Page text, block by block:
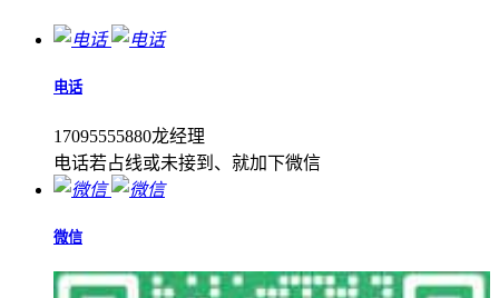
电话
17095555880龙经理
电话若占线或未接到、就加下微信
微信